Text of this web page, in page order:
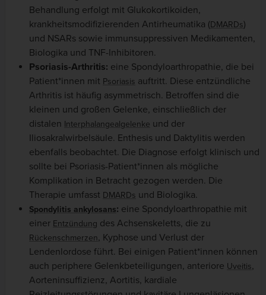
Behandlung erfolgt mit Glukokortikoiden,
krankheitsmodifizierenden Antirheumatika (DMARDs)
und NSARs sowie immunsuppressiven Medikamenten,
Biologika und TNF-Inhibitoren.
Psoriasis-Arthritis: eine Spondyloarthropathie, die bei
Patient*innen mit Psoriasis auftritt. Diese entzündliche
Arthritis ist häufig asymmetrisch. Betroffen sind die
kleinen und großen Gelenke, einschließlich der
distalen Interphalangealgelenke und der
Iliosakralwirbelsäule. Enthesis und Daktylitis werden
ebenfalls beobachtet. Die Diagnose erfolgt klinisch und
sollte bei Psoriasis-Patient*innen als mögliche
Komplikation in Betracht gezogen werden. Die
Therapie umfasst DMARDs und Biologika.
Spondylitis ankylosans: eine Spondyloarthropathie mit
einer Entzündung des Achsenskeletts, die zu
Rückenschmerzen, Kyphose und Verlust der
Lendenlordose führt. Bei einigen Patient*innen können
auch periphere Gelenkbeteiligungen, anteriore Uveitis,
Aorteninsuffizienz, Aortitis, kardiale